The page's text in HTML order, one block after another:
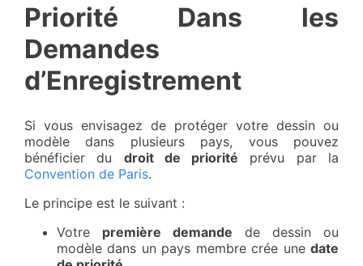
Priorité Dans les
Demandes
d’Enregistrement
Si vous envisagez de protéger votre dessin ou
modèle dans plusieurs pays, vous pouvez
bénéficier du droit de priorité prévu par la
Convention de Paris.
Le principe est le suivant :
Votre première demande de dessin ou
modèle dans un pays membre crée une date